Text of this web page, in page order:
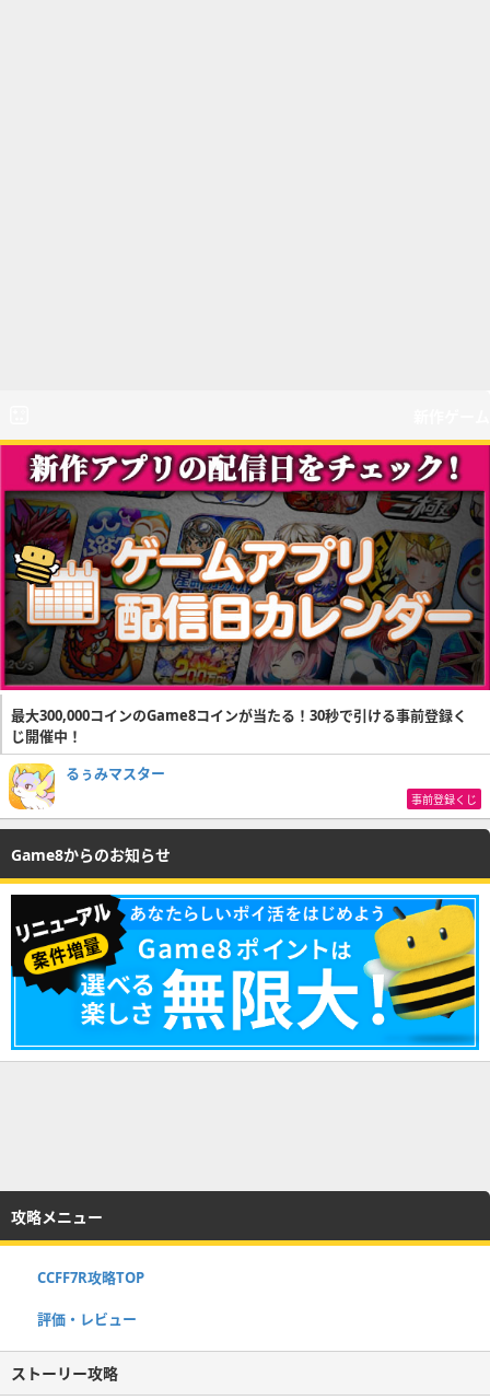
最大300,000コインのGame8コインが当たる！30秒で引ける事前登録く
じ開催中！
るぅみマスター
事前登録くじ
Game8からのお知らせ
攻略メニュー
CCFF7R攻略TOP
評価・レビュー
ストーリー攻略